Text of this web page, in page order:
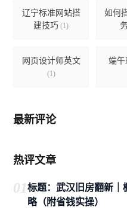
辽宁标准网站搭
建技巧 (1)
如何
网页设计师英文
(1)
端午
最新评论
热评文章
01标题：武汉旧房翻新｜
略（附省钱实操）